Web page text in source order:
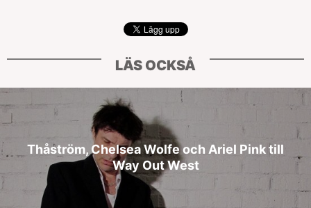
LÄS OCKSÅ
Thåström, Chelsea Wolfe och Ariel Pink till
Way Out West